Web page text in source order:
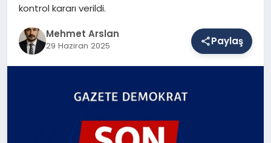
DÜNYA
kontrol kararı verildi.
Mehmet Arslan
29 Haziran 2025 Paylaş